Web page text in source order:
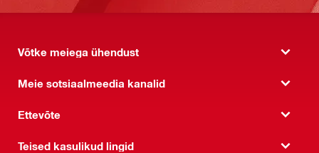
Võtke meiega ühendust
Meie sotsiaalmeedia kanalid
Ettevõte
Teised kasulikud lingid